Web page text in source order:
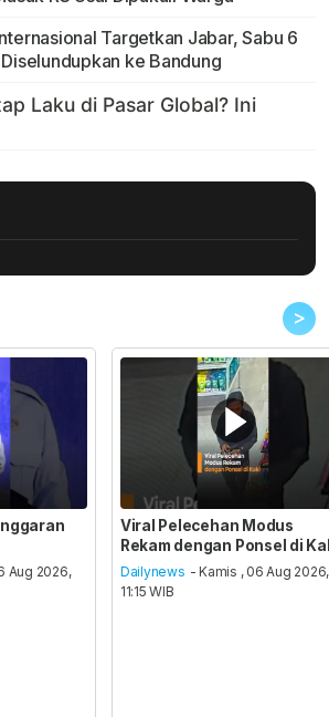
Targetkan Jabar, Sabu 6
ke Bandung
>
Aug 2026,
Viral Pelecehan Modus
Rekam dengan Ponsel di
Dailynews - Kamis , 06 Aug 2026,
11:15 WIB